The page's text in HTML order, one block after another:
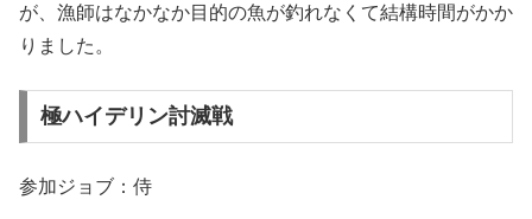
が、漁師はなかなか目的の魚が釣れなくて結構時間がかか
りました。
極ハイデリン討滅戦
参加ジョブ：侍